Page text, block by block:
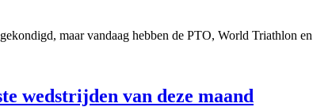
maar vandaag hebben de PTO, World Triathlon
wedstrijden van deze maand